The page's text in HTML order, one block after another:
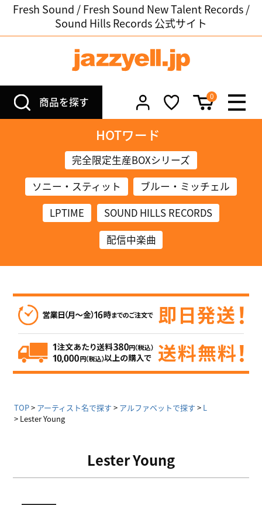
Fresh Sound / Fresh Sound New Talent Records /
Sound Hills Records 公式サイト
商品を探す 0
HOTワード
完全限定生産BOXシリーズ
ソニー・スティット
ブルー・ミッチェル
LPTIME
SOUND HILLS RECORDS
配信中楽曲
TOP アーティスト名で探す アルファベットで探す
L
Lester Young
Lester Young